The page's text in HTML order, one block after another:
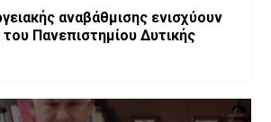
αναβάθμισης ενισχύουν
Πανεπιστημίου Δυτικής